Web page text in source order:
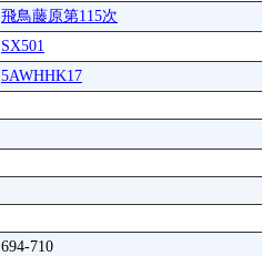
飛鳥藤原第115次
SX501
5AWHHK17
694-710